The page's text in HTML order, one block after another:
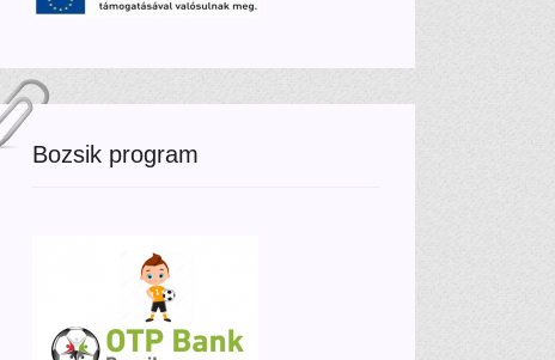
Bozsik program